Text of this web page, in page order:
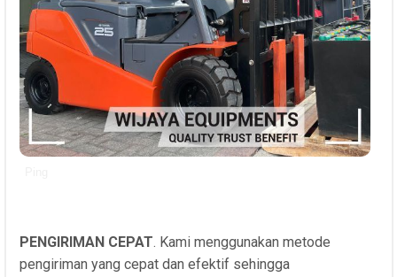
PENGIRIMAN CEPAT. Kami menggunakan metode
pengiriman yang cepat dan efektif sehingga